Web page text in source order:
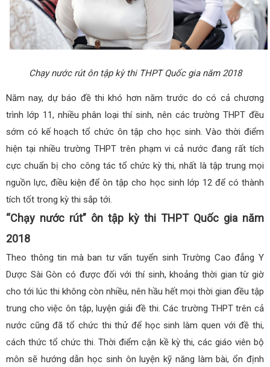
Chạy nước rút ôn tập kỳ thi THPT Quốc gia năm 2018
Năm nay, dự báo đề thi khó hơn năm trước do có cả chương
trình lớp 11, nhiều phân loại thí sinh, nên các trường THPT đều
sớm có kế hoạch tổ chức ôn tập cho học sinh. Vào thời điểm
hiện tại nhiều trường THPT trên phạm vi cả nước đang rất tích
cực chuẩn bị cho công tác tổ chức kỳ thi, nhất là tập trung mọi
nguồn lực, điều kiện để ôn tập cho học sinh lớp 12 để có thành
tích tốt trong kỳ thi sắp tới.
“Chạy nước rút” ôn tập kỳ thi THPT Quốc gia năm
2018
Theo thông tin mà ban tư vấn tuyển sinh Trường Cao đẳng Y
Dược Sài Gòn có được đối với thí sinh, khoảng thời gian từ giờ
cho tới lúc thi không còn nhiều, nên hầu hết mọi thời gian đều tập
trung cho việc ôn tập, luyện giải đề thi. Các trường THPT trên cả
nước cũng đã tổ chức thi thử để học sinh làm quen với đề thi,
cách thức tổ chức thi. Thời điểm cận kề kỳ thi, các giáo viên bộ
môn sẽ hướng dẫn học sinh ôn luyện kỹ năng làm bài, ổn định